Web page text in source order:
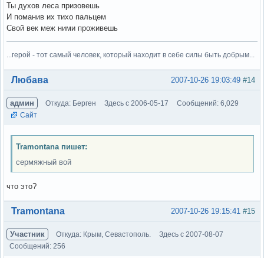
Ты духов леса призовешь
И поманив их тихо пальцем
Свой век меж ними проживешь
...герой - тот самый человек, который находит в себе силы быть добрым...
Вне форума #14
2007-10-26 19:03:49
Любава
админ Откуда: Берген Здесь с 2006-05-17
Сообщений: 6,029
Сайт
Tramontana пишет:
сермяжный вой
что это?
Вне форума #15
2007-10-26 19:15:41
Tramontana
Участник Откуда: Крым, Севастополь.
Здесь с 2007-08-07
Сообщений: 256